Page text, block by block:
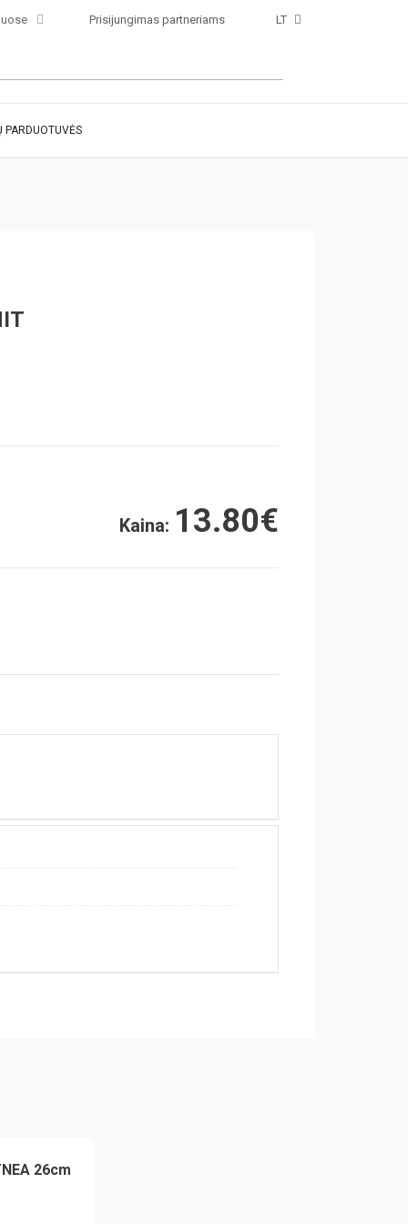
Prisijungimas partneriams LT
PARDUOTUVĖS
Kaina: 13.80€
26cm